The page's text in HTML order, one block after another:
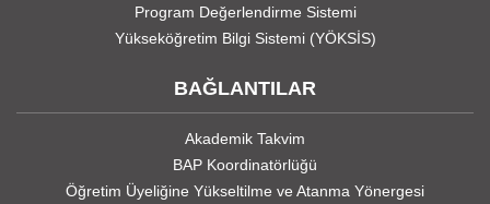
Program Değerlendirme Sistemi
Yükseköğretim Bilgi Sistemi (YÖKSİS)
BAĞLANTILAR
Akademik Takvim
BAP Koordinatörlüğü
Öğretim Üyeliğine Yükseltilme ve Atanma Yönergesi